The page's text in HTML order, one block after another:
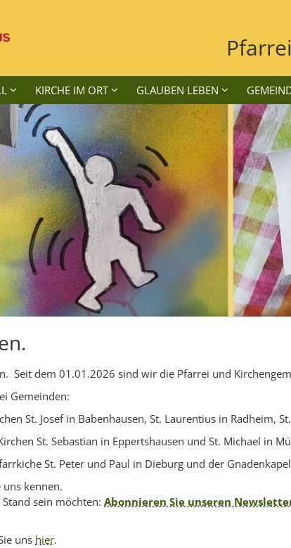
KIRCHE IM ORT GLAUBEN LEBEN
Seit dem 01.01.2026 sind wir die Pfarrei und
Gemeinden:
St. Josef in Babenhausen, St. Laurentius in Radheim,
St. Sebastian in Eppertshausen und St. Michael in
St. Peter und Paul in Dieburg und der
uns kennen.
sein möchten: Abonnieren Sie unseren
uns hier.